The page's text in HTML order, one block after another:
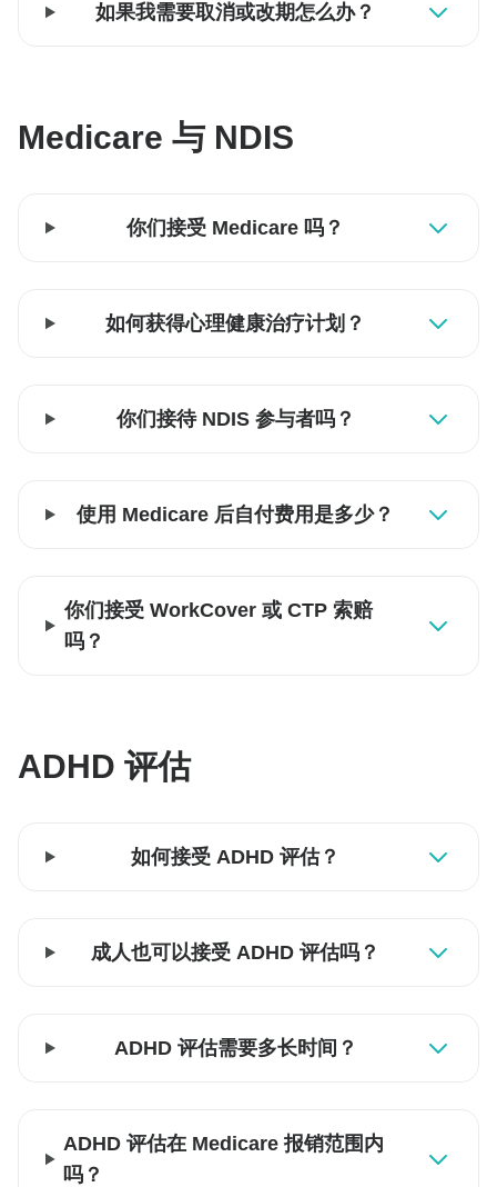
如果我需要取消或改期怎么办？
Medicare 与 NDIS
你们接受 Medicare 吗？
如何获得心理健康治疗计划？
你们接待 NDIS 参与者吗？
使用 Medicare 后自付费用是多少？
你们接受 WorkCover 或 CTP 索赔
吗？
ADHD 评估
如何接受 ADHD 评估？
成人也可以接受 ADHD 评估吗？
ADHD 评估需要多长时间？
ADHD 评估在 Medicare 报销范围内
吗？